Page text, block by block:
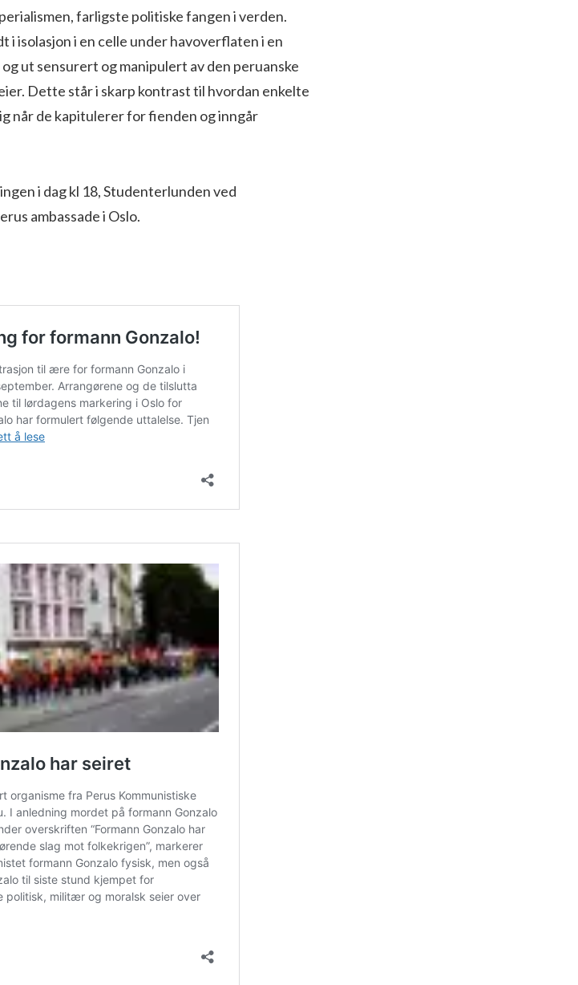
farligste politiske fangen i verden.
i isolasjon i en celle under havoverflaten i en
ut sensurert og manipulert av den peruanske
Dette står i skarp kontrast til hvordan enkelte
når de kapitulerer for fienden og inngår
i dag kl 18, Studenterlunden ved
ambassade i Oslo.